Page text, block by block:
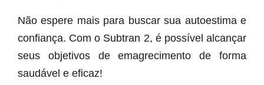
Não espere mais para buscar sua autoestima e
confiança. Com o Subtran 2, é possível alcançar
seus objetivos de emagrecimento de forma
saudável e eficaz!